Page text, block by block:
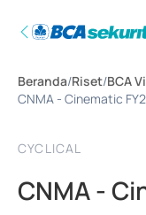
Beranda/Riset/BCA
CNMA - Cinematic
CYCLICAL
CNMA -